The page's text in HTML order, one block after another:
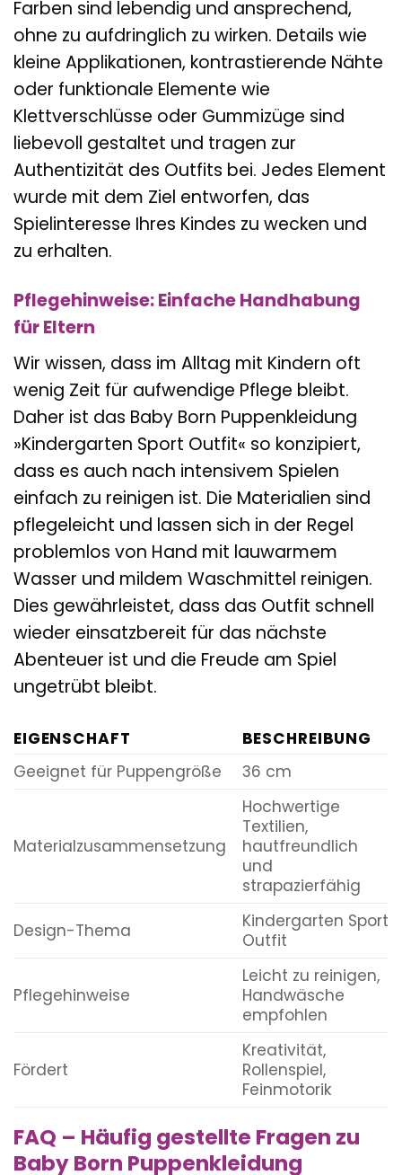
Farben sind lebendig und ansprechend,
ohne zu aufdringlich zu wirken. Details wie
kleine Applikationen, kontrastierende Nähte
oder funktionale Elemente wie
Klettverschlüsse oder Gummizüge sind
liebevoll gestaltet und tragen zur
Authentizität des Outfits bei. Jedes Element
wurde mit dem Ziel entworfen, das
Spielinteresse Ihres Kindes zu wecken und
zu erhalten.
Pflegehinweise: Einfache Handhabung
für Eltern
Wir wissen, dass im Alltag mit Kindern oft
wenig Zeit für aufwendige Pflege bleibt.
Daher ist das Baby Born Puppenkleidung
»Kindergarten Sport Outfit« so konzipiert,
dass es auch nach intensivem Spielen
einfach zu reinigen ist. Die Materialien sind
pflegeleicht und lassen sich in der Regel
problemlos von Hand mit lauwarmem
Wasser und mildem Waschmittel reinigen.
Dies gewährleistet, dass das Outfit schnell
wieder einsatzbereit für das nächste
Abenteuer ist und die Freude am Spiel
ungetrübt bleibt.
EIGENSCHAFT
BESCHREIBUNG
Geeignet für Puppengröße
36 cm
Materialzusammensetzung
Hochwertige
Textilien,
hautfreundlich
und
strapazierfähig
Design-Thema
Kindergarten Sport
Outfit
Pflegehinweise
Leicht zu reinigen,
Handwäsche
empfohlen
Fördert
Kreativität,
Rollenspiel,
Feinmotorik
FAQ – Häufig gestellte Fragen zu
Baby Born Puppenkleidung